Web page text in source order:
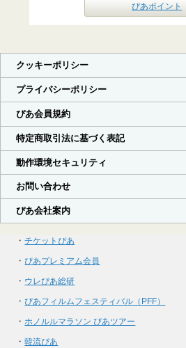
ぴあポイント
・チケットぴあ
・ぴあプレミアム会員
・ ウレぴあ総研
・ぴあフィルムフェスティバル（PFF）
・ホノルルマラソン ぴあツアー
・韓流ぴあ